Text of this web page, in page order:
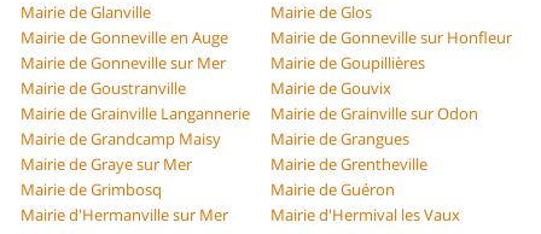
Mairie de Glanville
Mairie de Glos
Mairie de Gonneville en Auge
Mairie de Gonneville sur Honfleur
Mairie de Gonneville sur Mer
Mairie de Goupillières
Mairie de Goustranville
Mairie de Gouvix
Mairie de Grainville Langannerie
Mairie de Grainville sur Odon
Mairie de Grandcamp Maisy
Mairie de Grangues
Mairie de Graye sur Mer
Mairie de Grentheville
Mairie de Grimbosq
Mairie de Guéron
Mairie d'Hermanville sur Mer
Mairie d'Hermival les Vaux